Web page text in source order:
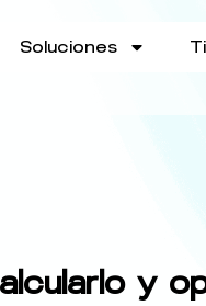
Soluciones
y